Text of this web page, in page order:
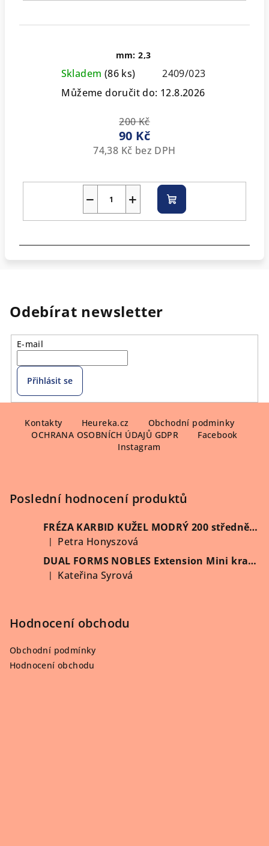
mm: 2,3
Skladem (86 ks)
2409/023
Můžeme doručit do: 12.8.2026
200 Kč
90 Kč
74,38 Kč bez DPH
+
− Do
košíku
Odebírat newsletter
E-mail
Přihlásit se
Kontakty Heureka.cz
Obchodní podminky
OCHRANA OSOBNÍCH ÚDAJŮ GDPR
Facebook
Instagram
Poslední hodnocení produktů
FRÉZA KARBID KUŽEL MODRÝ 200 středně hrubý (Vybrat průměr)
Hodnocení produktu je 5 z 5 hvězdiček.
|
Petra Honyszová
DUAL FORMS NOBLES Extension Mini kratší 60 ks/krabička
Hodnocení produktu je 5 z 5 hvězdiček.
| Kateřina Syrová
Hodnocení obchodu
Obchodní podmínky
Hodnocení obchodu